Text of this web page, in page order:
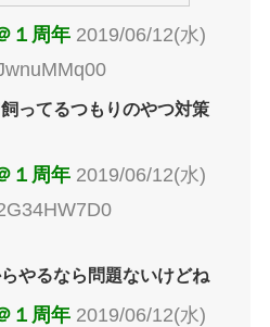
１周年 2019/06/12(水)
ってるつもりのやつ対策
１周年 2019/06/12(水)
やるなら問題ないけどね
１周年 2019/06/12(水)